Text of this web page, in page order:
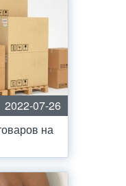
2022-07-26
на